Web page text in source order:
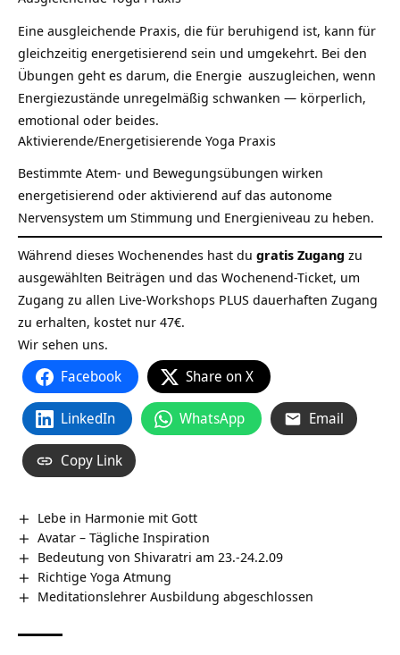
Eine ausgleichende Praxis, die für beruhigend ist, kann für
gleichzeitig energetisierend sein und umgekehrt. Bei den
Übungen geht es darum, die Energie auszugleichen, wenn
Energiezustände unregelmäßig schwanken — körperlich,
emotional oder beides.
Aktivierende/Energetisierende Yoga Praxis
Bestimmte Atem- und Bewegungsübungen wirken
energetisierend oder aktivierend auf das autonome
Nervensystem um Stimmung und Energieniveau zu heben.
Während dieses Wochenendes hast du gratis Zugang zu
ausgewählten Beiträgen und das Wochenend-Ticket, um
Zugang zu allen Live-Workshops PLUS dauerhaften Zugang
zu erhalten, kostet nur 47€.
Wir sehen uns.
Facebook Share on X
LinkedIn WhatsApp Email
Copy Link
Lebe in Harmonie mit Gott
Avatar – Tägliche Inspiration
Bedeutung von Shivaratri am 23.-24.2.09
Richtige Yoga Atmung
Meditationslehrer Ausbildung abgeschlossen